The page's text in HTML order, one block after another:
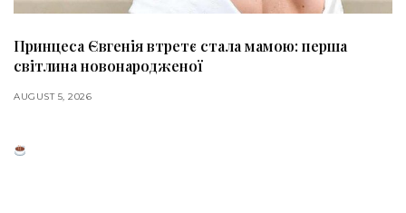
Принцеса Євгенія втретє стала мамою: перша
світлина новонародженої
AUGUST 5, 2026